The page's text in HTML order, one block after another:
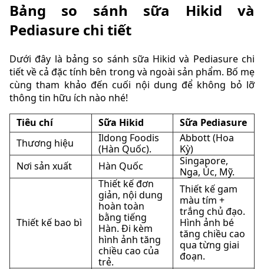
Bảng so sánh sữa Hikid và
Pediasure chi tiết
Dưới đây là bảng so sánh sữa Hikid và Pediasure chi
tiết về cả đặc tính bên trong và ngoài sản phẩm. Bố mẹ
cùng tham khảo đến cuối nội dung để không bỏ lỡ
thông tin hữu ích nào nhé!
Tiêu chí
Sữa Hikid
Sữa Pediasure
Thương hiệu
Ildong Foodis
(Hàn Quốc).
Abbott (Hoa
Kỳ)
Nơi sản xuất
Hàn Quốc
Singapore,
Nga, Úc, Mỹ.
Thiết kế bao bì
Thiết kế đơn
giản, nội dung
hoàn toàn
bằng tiếng
Hàn. Đi kèm
hình ảnh tăng
chiều cao của
trẻ.
Thiết kế gam
màu tím +
trắng chủ đạo.
Hình ảnh bé
tăng chiều cao
qua từng giai
đoạn.